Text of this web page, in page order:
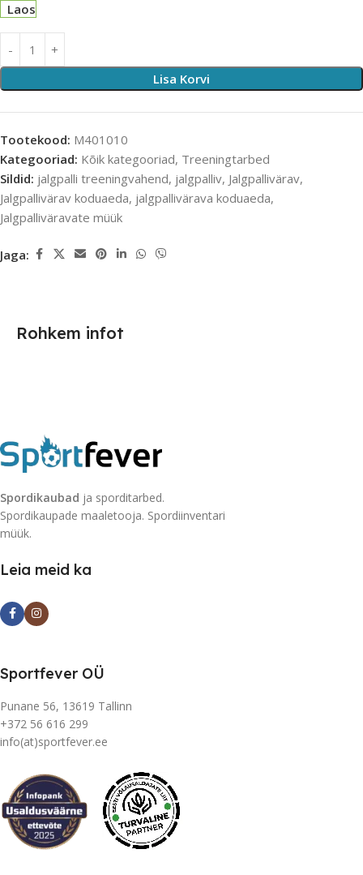
Laos
Lisa Korvi
Tootekood: M401010
Kategooriad: Kõik kategooriad, Treeningtarbed
Sildid: jalgpalli treeningvahend, jalgpalliv, Jalgpallivärav,
Jalgpallivärav koduaeda, jalgpallivärava koduaeda,
Jalgpalliväravate müük
Jaga:
Rohkem infot
Spordikaubad ja sporditarbed.
Spordikaupade maaletooja. Spordiinventari
müük.
Leia meid ka
Sportfever OÜ
Punane 56, 13619 Tallinn
+372 56 616 299
info(at)sportfever.ee